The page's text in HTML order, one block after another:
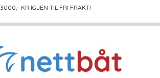
3000,- KR IGJEN TIL FRI FRAKT!